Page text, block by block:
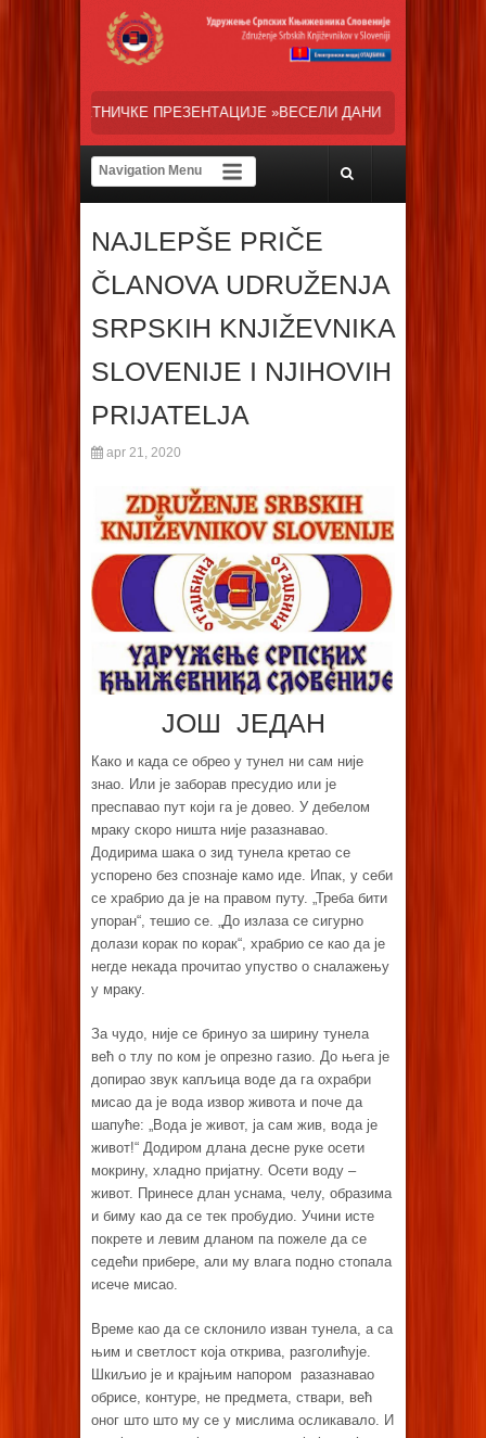
»ВЕСЕЛИ ДАНИ СРПСКЕ ДИЈАСПОРЕ« НАША ТРЕНУТНА
NAJLEPŠE PRIČE
ČLANOVA UDRUŽENJA
SRPSKIH KNJIŽEVNIKA
SLOVENIJE I NJIHOVIH
PRIJATELJA
apr 21, 2020
ЈОШ ЈЕДАН
Како и када се обрео у тунел ни сам није
знао. Или је заборав пресудио или је
преспавао пут који га је довео. У дебелом
мраку скоро ништа није разазнавао.
Додирима шака о зид тунела кретао се
успорено без спознаје камо иде. Ипак, у себи
се храбрио да је на правом путу. „Треба бити
упоран“, тешио се. „До излаза се сигурно
долази корак по корак“, храбрио се као да је
негде некада прочитао упуство о сналажењу
у мраку.
За чудо, није се бринуо за ширину тунела
већ о тлу по ком је опрезно газио. До њега је
допирао звук капљица воде да га охрабри
мисао да је вода извор живота и поче да
шапуће: „Вода је живот, ја сам жив, вода је
живот!“ Додиром длана десне руке осети
мокрину, хладно пријатну. Осети воду –
живот. Принесе длан уснама, челу, образима
и биму као да се тек пробудио. Учини исте
покрете и левим дланом па пожеле да се
седећи прибере, али му влага подно стопала
исече мисао.
Време као да се склонило изван тунела, а са
њим и светлост која открива, разголићује.
Шкиљио је и крајњим напором разазнавао
обрисе, контуре, не предмета, ствари, већ
оног што што му се у мислима осликавало. И